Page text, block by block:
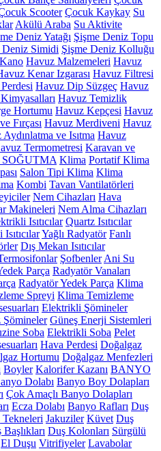
Scooter Çocuk Kaykay Su
Akülü Araba Su Aktivite
Deniz Yatağı Şişme Deniz Topu
Simidi Şişme Deniz Kolluğu
Kano Havuz Malzemeleri Havuz
Kenar Izgarası Havuz Filtresi
Havuz Dip Süzgeç Havuz
Havuz Temizlik
Hortumu Havuz Kepçesi Havuz
Fırçası Havuz Merdiveni Havuz
ve Isıtma Havuz
Termometresi Karavan ve
Klima Portatif Klima
Salon Tipi Klima Klima
Kombi Tavan Vantilatörleri
Nem Cihazları Hava
Makineleri Nem Alma Cihazları
Isıtıcılar Quartz Isıtıcılar
Yağlı Radyatör Fanlı
Dış Mekan Isıtıcılar
Şofbenler Ani Su
Parça Radyatör Vanaları
Radyatör Yedek Parça Klima
Spreyi Klima Temizleme
Elektrikli Şömineler
Şömineler Güneş Enerji Sistemleri
Soba Elektrikli Soba Pelet
Hava Perdesi Doğalgaz
Hortumu Doğalgaz Menfezleri
Boyler Kalorifer Kazanı BANYO
Dolabı Banyo Boy Dolapları
Çok Amaçlı Banyo Dolapları
Ecza Dolabı Banyo Rafları Duş
Tekneleri Jakuziler Küvet Duş
Başlıkları Duş Kolonları Sürgülü
El Duşu Vitrifiyeler Lavabolar